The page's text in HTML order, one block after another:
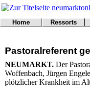
Pastoralreferent
NEUMARKT. Der
Woffenbach, Jürgen
plötzlicher Krankheit im
Home
Notfall
Impressum
Ressorts
Wirtschaft
Sport
Polizei
Wetter